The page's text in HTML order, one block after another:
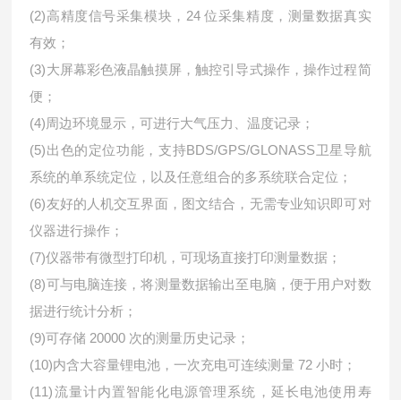
(2)高精度信号采集模块，24 位采集精度，测量数据真实
有效；
(3)大屏幕彩色液晶触摸屏，触控引导式操作，操作过程简
便；
(4)周边环境显示，可进行大气压力、温度记录；
(5)出色的定位功能，支持BDS/GPS/GLONASS卫星导航
系统的单系统定位，以及任意组合的多系统联合定位；
(6)友好的人机交互界面，图文结合，无需专业知识即可对
仪器进行操作；
(7)仪器带有微型打印机，可现场直接打印测量数据；
(8)可与电脑连接，将测量数据输出至电脑，便于用户对数
据进行统计分析；
(9)可存储 20000 次的测量历史记录；
(10)内含大容量锂电池，一次充电可连续测量 72 小时；
(11)流量计内置智能化电源管理系统，延长电池使用寿